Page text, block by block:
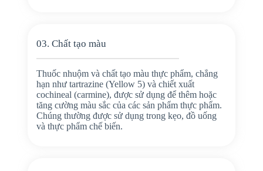
03. Chất tạo màu
Thuốc nhuộm và chất tạo màu thực phẩm, chẳng
hạn như tartrazine (Yellow 5) và chiết xuất
cochineal (carmine), được sử dụng để thêm hoặc
tăng cường màu sắc của các sản phẩm thực phẩm.
Chúng thường được sử dụng trong kẹo, đồ uống
và thực phẩm chế biến.